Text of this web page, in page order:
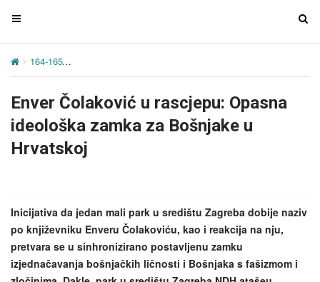
T
g
e
n
v
a
i
o
n
T
a
164-165
Enver Čolaković u rascjepu: Opasna
ideološka zamka za Bošnjake u
Hrvatskoj
Inicijativa da jedan mali park u središtu Zagreba dobije naziv
po književniku Enveru Čolakoviću, kao i reakcija na nju,
pretvara se u sinhronizirano postavljenu zamku
izjednačavanja bošnjačkih ličnosti i Bošnjaka s fašizmom i